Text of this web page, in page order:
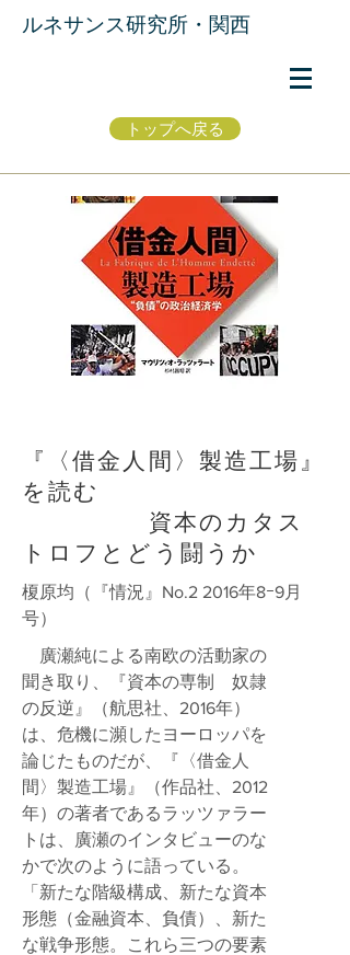
​ルネサンス研究所・関西
トップへ戻る
『〈借金人間〉製造工場』
を読む
資本のカタス
トロフとどう闘うか
榎原均（『情況』No.2 2016年8ｰ9月
号）
廣瀬純による南欧の活動家の
聞き取り、『資本の専制 奴隷
の反逆』（航思社、2016年）
は、危機に瀕したヨーロッパを
論じたものだが、『〈借金人
間〉製造工場』（作品社、2012
年）の著者であるラッツァラー
トは、廣瀬のインタビューのな
かで次のように語っている。
「新たな階級構成、新たな資本
形態（金融資本、負債）、新た
な戦争形態。これら三つの要素